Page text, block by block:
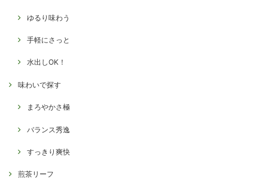
ゆるり味わう
手軽にさっと
水出しOK！
味わいで探す
まろやかさ極
バランス秀逸
すっきり爽快
煎茶リーフ